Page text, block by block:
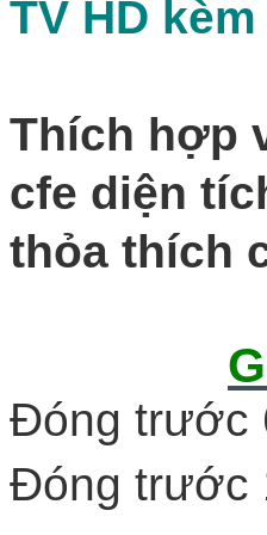
TV HD
Thích hợp
cfe diện
thỏa thích
Đóng trước
Đóng trước